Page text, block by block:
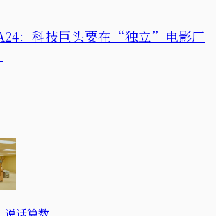
：科技巨头要在“独立”电影厂